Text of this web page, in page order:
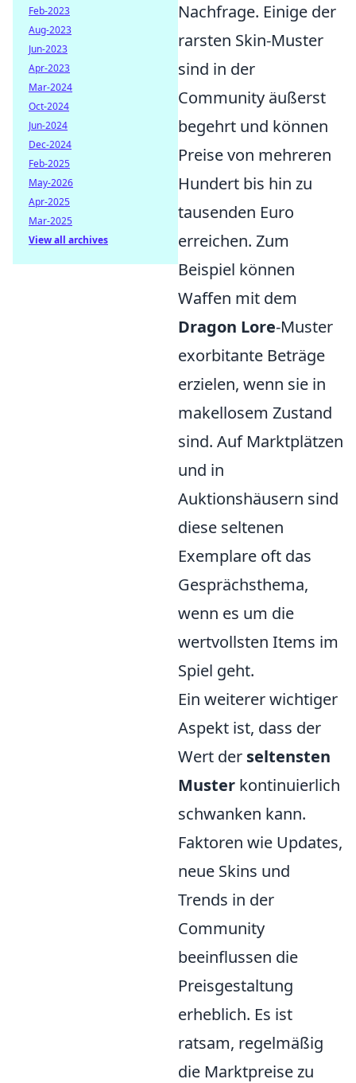
Nachfrage. Einige der
rarsten Skin-Muster
sind in der
Community äußerst
begehrt und können
Preise von mehreren
Hundert bis hin zu
tausenden Euro
erreichen. Zum
Beispiel können
Waffen mit dem
Dragon Lore-Muster
exorbitante Beträge
erzielen, wenn sie in
makellosem Zustand
sind. Auf Marktplätzen
und in
Auktionshäusern sind
diese seltenen
Exemplare oft das
Gesprächsthema,
wenn es um die
wertvollsten Items im
Spiel geht.
Ein weiterer wichtiger
Aspekt ist, dass der
Wert der seltensten
Muster kontinuierlich
schwanken kann.
Faktoren wie Updates,
neue Skins und
Trends in der
Community
beeinflussen die
Preisgestaltung
erheblich. Es ist
ratsam, regelmäßig
die Marktpreise zu
Feb-2023
Aug-2023
Jun-2023
Apr-2023
Mar-2024
Oct-2024
Jun-2024
Dec-2024
Feb-2025
May-2026
Apr-2025
Mar-2025
View all archives